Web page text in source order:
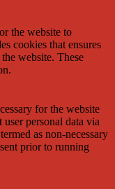
the website to
cookies that ensures
website. These
for the website
personal data via
as non-necessary
prior to running